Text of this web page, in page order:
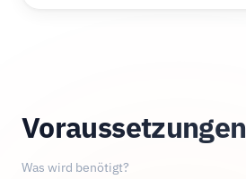
Voraussetzungen
Was wird benötigt?